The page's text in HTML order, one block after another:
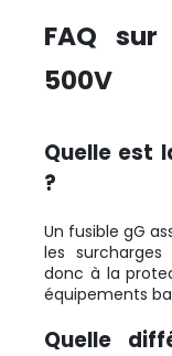
FAQ
500V
Quelle est
?
Un fusible gG
les
donc à la
équipements
Quelle